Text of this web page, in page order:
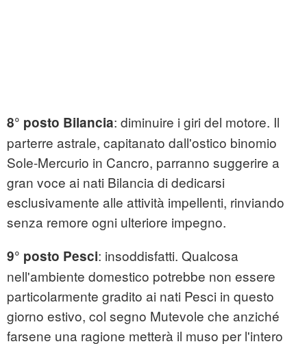
8° posto Bilancia: diminuire i giri del motore. Il
parterre astrale, capitanato dall'ostico binomio
Sole-Mercurio in Cancro, parranno suggerire a
gran voce ai nati Bilancia di dedicarsi
esclusivamente alle attività impellenti, rinviando
senza remore ogni ulteriore impegno.
9° posto Pesci: insoddisfatti. Qualcosa
nell'ambiente domestico potrebbe non essere
particolarmente gradito ai nati Pesci in questo
giorno estivo, col segno Mutevole che anziché
farsene una ragione metterà il muso per l'intero